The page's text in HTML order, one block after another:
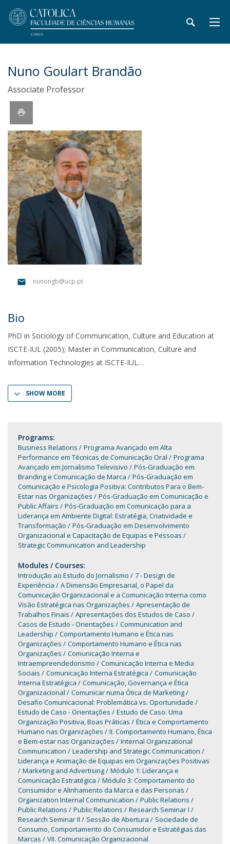
Nuno Goulart Brandão
Associate Professor
nunongb@ucp.pt
Bio
PhD in Sociology of Communication, Culture and Education at
ISCTE-IUL (2005); Master in Communication, Culture and
Information Technologies at ISCTE-IUL
SHOW MORE
Programs:
Business Relations
Programa Avançado em Alta
Performance em Técnicas de Comunicação Oral
Programa
Avançado em Jornalismo Televisivo
Pós-Graduação em
Branding e Comunicação de Marca
Pós-Graduação em
Comunicação e Psicologia Positiva: Contributos Para o Bem-
Estar nas Organizações
Pós-Graduação em Comunicação e
Public Affairs
Pós-Graduação em Comunicação para a
Liderança em Ambiente Digital: Estratégia, Criatividade e
Transformação
Pós-Graduação em Desenvolvimento
Organizacional e Capacitação de Equipas e Pessoas
Strategic Communication and Leadership
Modules / Courses:
Introdução ao Estudo do Jornalismo
7 - Design de
Experiência
A Dimensão Empresarial, o Papel da
Comunicação Organizacional e a Comunicação Interna como
Visão Estratégica nas Organizações
Apresentação de
Trabalhos Finais
Apresentações dos Estudos de Caso
Casos de Estudo - Orientações
Communication and
Leadership
Comportamento Humano e Ética nas
Organizações
Comportamento Humano e Ética nas
Organizações
Comunicação Interna e
Intraempreendedorismo
Comunicação Interna e Media
Sociais
Comunicação Interna Estratégica
Comunicação
Interna Estratégica
Comunicação, Governança e Ética
Organizacional
Comunicar numa Ótica de Marketing
Desafio Comunicacional: Problemática vs. Oportunidade
Estudo de Caso - Orientações
Estudo de Caso: Uma
Organização Positiva, Boas Práticas
Ética e Comportamento
Humano nas Organizações
II. Comportamento Humano, Ética
e Bem-estar nas Organizações
Internal Organizational
Communication
Leadership and Strategic Communication
Liderança e Animação de Equipas em Organizações Positivas
Marketing and Advertising
Módulo 1: Liderança e
Comunicação Estratégica
Módulo 3: Comportamento do
Consumidor e Alinhamento da Marca e das Personas
Organization Internal Communication
Public Relations
Public Relations
Public Relations
Research Seminar I
Research Seminar II
Sessão de Abertura
Sociedade de
Consumo, Comportamento do Consumidor e Estratégias das
Marcas
VII. Comunicação Organizacional